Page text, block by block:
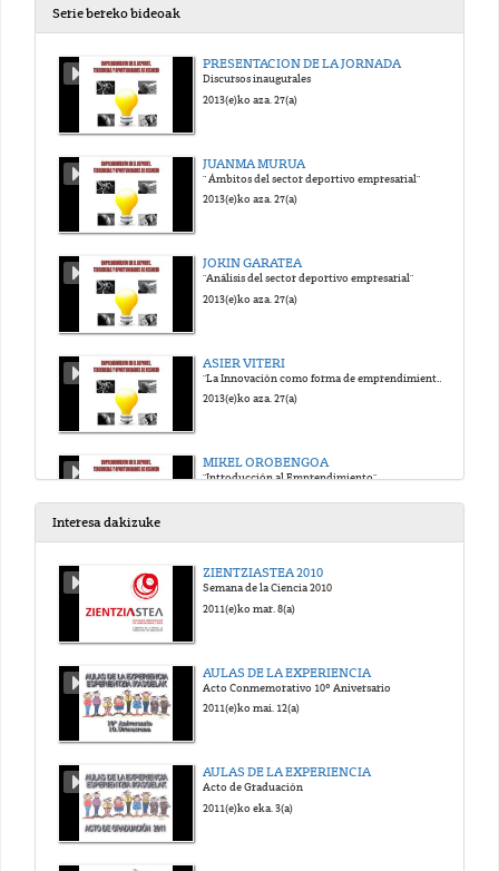
Serie bereko bideoak
PRESENTACION DE LA JORNADA
Discursos inaugurales
2013(e)ko aza. 27(a)
JUANMA MURUA
" Ámbitos del sector deportivo empresarial"
2013(e)ko aza. 27(a)
JOKIN GARATEA
"Análisis del sector deportivo empresarial"
2013(e)ko aza. 27(a)
ASIER VITERI
"La Innovación como forma de emprendimiento en el deporte"
2013(e)ko aza. 27(a)
MIKEL OROBENGOA
"Introducción al Emprendimiento"
Interesa dakizuke
ZIENTZIASTEA 2010
Semana de la Ciencia 2010
2011(e)ko mar. 8(a)
AULAS DE LA EXPERIENCIA
Acto Conmemorativo 10º Aniversario
2011(e)ko mai. 12(a)
AULAS DE LA EXPERIENCIA
Acto de Graduación
2011(e)ko eka. 3(a)